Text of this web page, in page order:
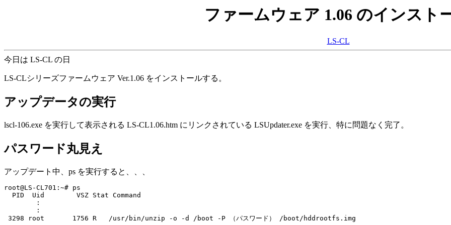
ファームウェア 1.06 のインスト
LS-CL
今日は LS-CL の日
LS-CLシリーズファームウェア Ver.1.06 をインストールする。
アップデータの実行
lscl-106.exe を実行して表示される LS-CL1.06.htm にリンクされている LSUpdater.exe を実行、特に問題なく完了。
パスワード丸見え
アップデート中、ps を実行すると、、、
root@LS-CL701:~# ps
  PID  Uid        VSZ Stat Command
3298 root       1756 R   /usr/bin/unzip -o -d /boot -P （パスワード） /boot/hddrootfs.img